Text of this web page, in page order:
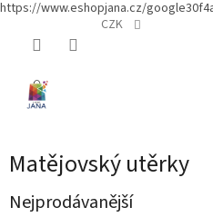
https://www.eshopjana.cz/
CZK
Matějovský utěrky
Nejprodávanější